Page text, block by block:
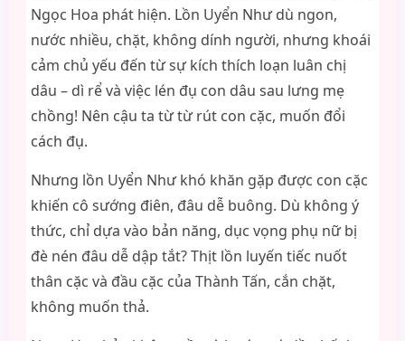
Ngọc Hoa phát hiện. Lồn Uyển Như dù ngon,
nước nhiều, chặt, không dính người, nhưng khoái
cảm chủ yếu đến từ sự kích thích loạn luân chị
dâu – dì rể và việc lén đụ con dâu sau lưng mẹ
chồng! Nên cậu ta từ từ rút con cặc, muốn đổi
cách đụ.
Nhưng lồn Uyển Như khó khăn gặp được con cặc
khiến cô sướng điên, đâu dễ buông. Dù không ý
thức, chỉ dựa vào bản năng, dục vọng phụ nữ bị
đè nén đâu dễ dập tắt? Thịt lồn luyến tiếc nuốt
thân cặc và đầu cặc của Thành Tấn, cắn chặt,
không muốn thả.